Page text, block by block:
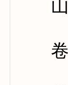
山
卷